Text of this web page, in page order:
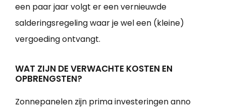
een paar jaar volgt er een vernieuwde
salderingsregeling waar je wel een (kleine)
vergoeding ontvangt.
WAT ZIJN DE VERWACHTE KOSTEN EN
OPBRENGSTEN?
Zonnepanelen zijn prima investeringen anno